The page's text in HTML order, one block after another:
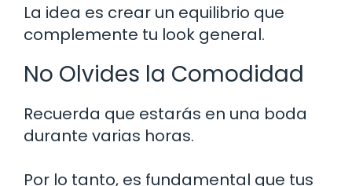
La idea es crear un equilibrio que
complemente tu look general.
No Olvides la Comodidad
Recuerda que estarás en una boda
durante varias horas.
Por lo tanto, es fundamental que tus